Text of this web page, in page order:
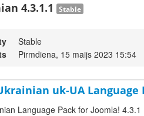
4.3.1.1 Stable
Stable
Pirmdiena, 15 maijs 2023 15:54
uk-UA Language
Language Pack for Joomla! 4.3.1